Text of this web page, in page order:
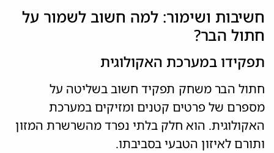
חשיבות ושימור: למה חשוב לשמור על
חתול הבר?
תפקידו במערכת האקולוגית
חתול הבר משחק תפקיד חשוב בשליטה על
מספרם של פרטים קטנים ומזיקים במערכת
האקולוגית. הוא חלק בלתי נפרד מהשרשרת המזון
ותורם לאיזון הטבעי בסביבתו.